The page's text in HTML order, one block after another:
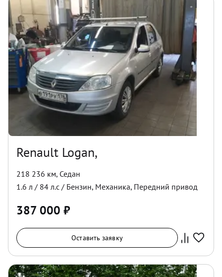
Renault Logan,
218 236 км, Седан
1.6 л / 84 л.с / Бензин, Механика, Передний привод
387 000 ₽
Оставить заявку